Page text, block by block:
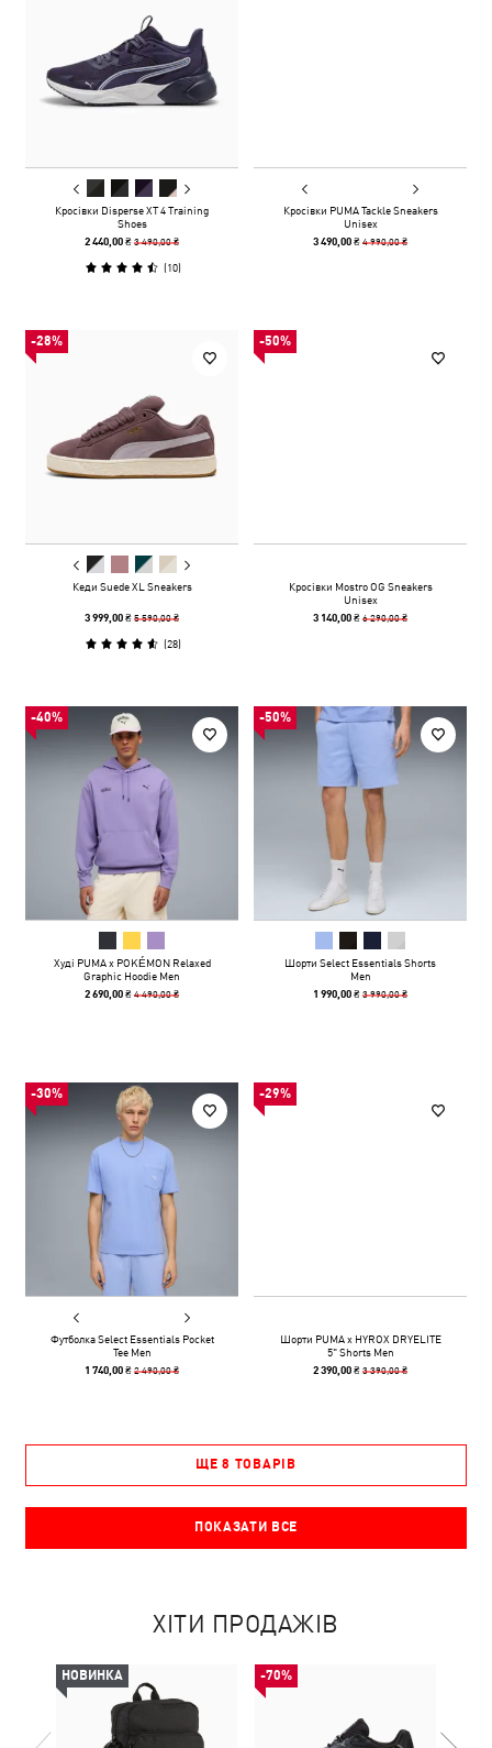
Кросівки Disperse XT 4 Training
Shoes
2 440,00 ₴3 490,00 ₴
(10)
Кросівки PUMA Tackle Sneakers
Unisex
3 490,00 ₴4 990,00 ₴
-28%
Кеди Suede XL Sneakers
3 999,00 ₴5 590,00 ₴
(28)
-50%
Кросівки Mostro OG Sneakers
Unisex
3 140,00 ₴6 290,00 ₴
-40%
Худі PUMA x POKÉMON Relaxed
Graphic Hoodie Men
2 690,00 ₴4 490,00 ₴
-50%
Шорти Select Essentials Shorts
Men
1 990,00 ₴3 990,00 ₴
-30%
Футболка Select Essentials Pocket
Tee Men
1 740,00 ₴2 490,00 ₴
-29%
Шорти PUMA x HYROX DRYELITE
5" Shorts Men
2 390,00 ₴3 390,00 ₴
ЩЕ 8 ТОВАРІВ
ПОКАЗАТИ ВСЕ
ХІТИ ПРОДАЖІВ
НОВИНКА -70%